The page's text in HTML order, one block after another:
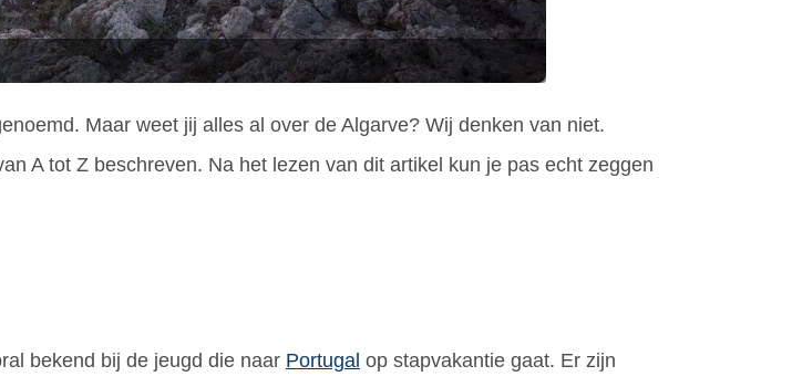
Maar weet jij alles al over de Algarve? Wij denken van niet.
A tot Z beschreven. Na het lezen van dit artikel kun je pas echt zeggen
bekend bij de jeugd die naar Portugal op stapvakantie gaat. Er zijn